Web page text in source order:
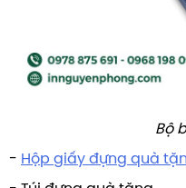
Bộ
- Hộp giấy đựng quà